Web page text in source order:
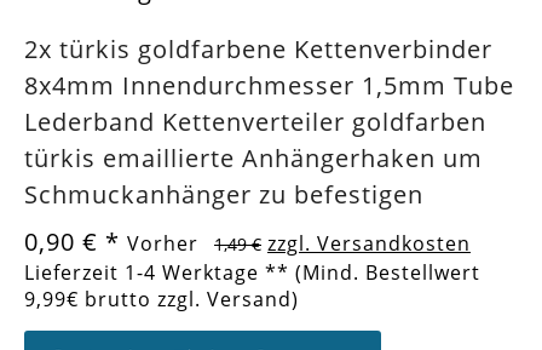
2x türkis goldfarbene Kettenverbinder
8x4mm Innendurchmesser 1,5mm Tube
Lederband Kettenverteiler goldfarben
türkis emaillierte Anhängerhaken um
Schmuckanhänger zu befestigen
0,90 € * Vorher 1,49 € zzgl. Versandkosten
Lieferzeit 1-4 Werktage ** (Mind. Bestellwert
9,99€ brutto zzgl. Versand)